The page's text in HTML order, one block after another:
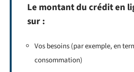
Le montant du crédit en
sur :
Vos besoins (par exemple, en
consommation)